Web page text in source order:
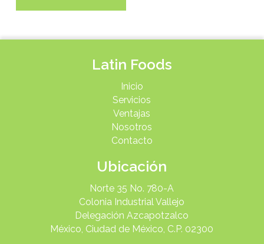
Latin Foods
Inicio
Servicios
Ventajas
Nosotros
Contacto
Ubicación
Norte 35 No. 780-A
Colonia Industrial Vallejo
Delegación Azcapotzalco
México, Ciudad de México, C.P. 02300